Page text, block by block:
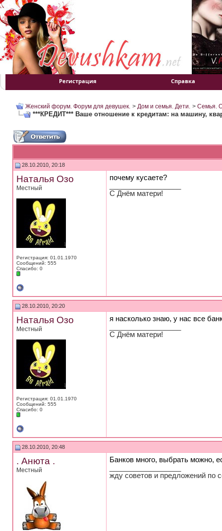
Регистрация Справка
Женский форум. Форум для девушек. > Дом и семья. Дети. > Семья.
***КРЕДИТ*** Ваше отношение к кредитам: на машину,
28.10.2010, 20:18
Наталья Озо
Местный
Регистрация: 01.01.1970
Сообщений: 555
Спасибо: 0
почему кусаете?
С Днём матери!
28.10.2010, 20:20
Наталья Озо
Местный
Регистрация: 01.01.1970
Сообщений: 555
Спасибо: 0
я насколько знаю, у нас все
С Днём матери!
28.10.2010, 20:48
. Анюта .
Местный
Банков много, выбрать можно,
жду советов и предложений по